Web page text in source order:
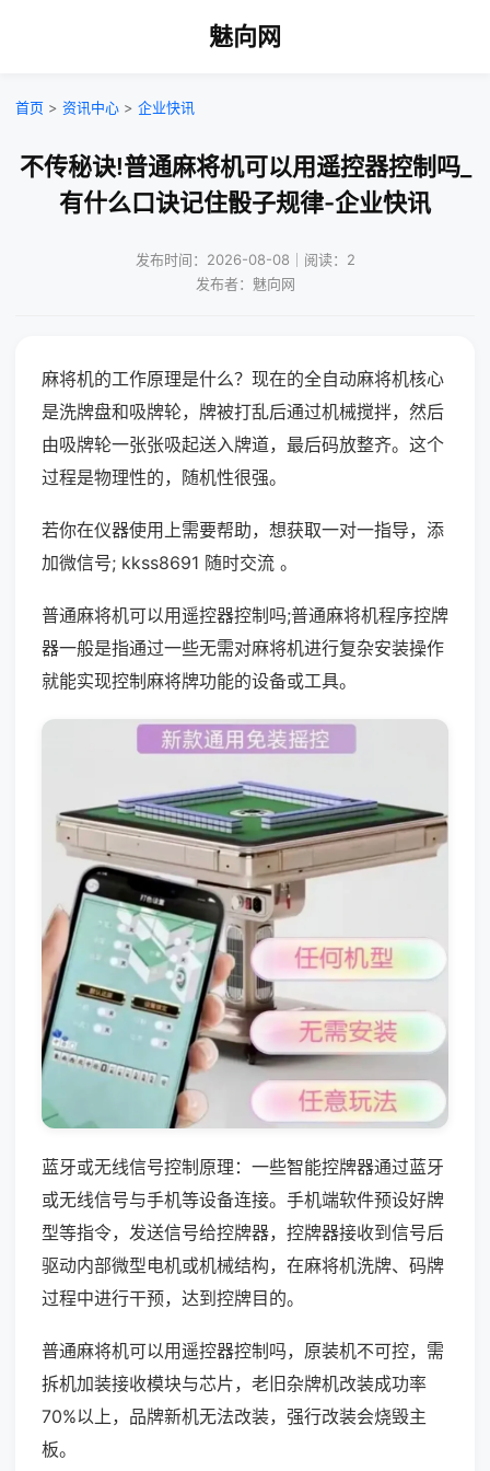
魅向网
首页 > 资讯中心 > 企业快讯
不传秘诀!普通麻将机可以用遥控器控制吗_
有什么口诀记住骰子规律-企业快讯
发布时间：2026-08-08｜阅读：2
发布者：魅向网
麻将机的工作原理是什么？现在的全自动麻将机核心
是洗牌盘和吸牌轮，牌被打乱后通过机械搅拌，然后
由吸牌轮一张张吸起送入牌道，最后码放整齐。这个
过程是物理性的，随机性很强。
若你在仪器使用上需要帮助，想获取一对一指导，添
加微信号; kkss8691 随时交流 。
普通麻将机可以用遥控器控制吗;普通麻将机程序控牌
器一般是指通过一些无需对麻将机进行复杂安装操作
就能实现控制麻将牌功能的设备或工具。
蓝牙或无线信号控制原理：一些智能控牌器通过蓝牙
或无线信号与手机等设备连接。手机端软件预设好牌
型等指令，发送信号给控牌器，控牌器接收到信号后
驱动内部微型电机或机械结构，在麻将机洗牌、码牌
过程中进行干预，达到控牌目的。
普通麻将机可以用遥控器控制吗，原装机不可控，需
拆机加装接收模块与芯片，老旧杂牌机改装成功率
70%以上，品牌新机无法改装，强行改装会烧毁主
板。